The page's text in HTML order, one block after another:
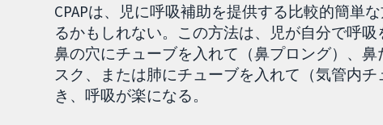
CPAPは、児に呼吸補助を提供する比較的簡単
るかもしれない。この方法は、児が自分で呼
鼻の穴にチューブを入れて（鼻プロング）、
スク、または肺にチューブを入れて（気管内
き、呼吸が楽になる。